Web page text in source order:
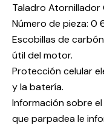
Taladro Atornillador
Número de pieza: 0
Escobillas de
útil del motor.
Protección celular
y la batería.
Información sobre
que parpadea le